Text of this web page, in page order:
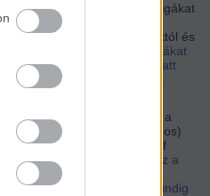
vagyok:
A négerek rabszolgákat
Afrikában, hanem
vették az ottani uralkodóktól és
Rabszolgákat
majd a szesztilalom alatt
mértek egy most feltárt, tiktos
Hoffer:
Keresek egy fotót a
Ker.Gólya utca 38(Bókay János)
kocsmáról, Scheuring József
Ilyen lesz a
Különös párhuzam:
a WestBalkan járt, arra mindig